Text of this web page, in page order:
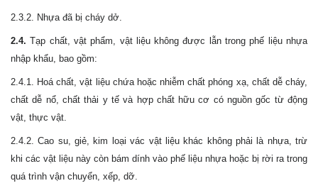
2.3.2. Nhựa đã bị cháy dở.
2.4.Tạp chất, vật phẩm, vật liệu không được lẫn trong phế liệu nhựa
nhập khẩu, bao gồm:
2.4.1. Hoá chất, vật liệu chứa hoặc nhiễm chất phóng xạ, chất dễ cháy,
chất dễ nổ, chất thải y tế và hợp chất hữu cơ có nguồn gốc từ động
vật, thực vật.
2.4.2. Cao su, giẻ, kim loại vác vật liệu khác không phải là nhựa, trừ
khi các vật liệu này còn bám dính vào phế liệu nhựa hoặc bị rời ra trong
quá trình vận chuyển, xếp, dỡ.